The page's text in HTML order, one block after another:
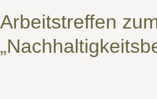
Arbeitstreffen